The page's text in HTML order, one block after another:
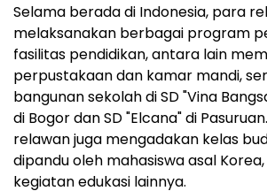
Selama berada di Indonesia, para
melaksanakan berbagai program
fasilitas pendidikan, antara lain
perpustakaan dan kamar mandi,
bangunan sekolah di SD "Vina
di Bogor dan SD "Elcana" di
relawan juga mengadakan kelas
dipandu oleh mahasiswa asal
kegiatan edukasi lainnya.